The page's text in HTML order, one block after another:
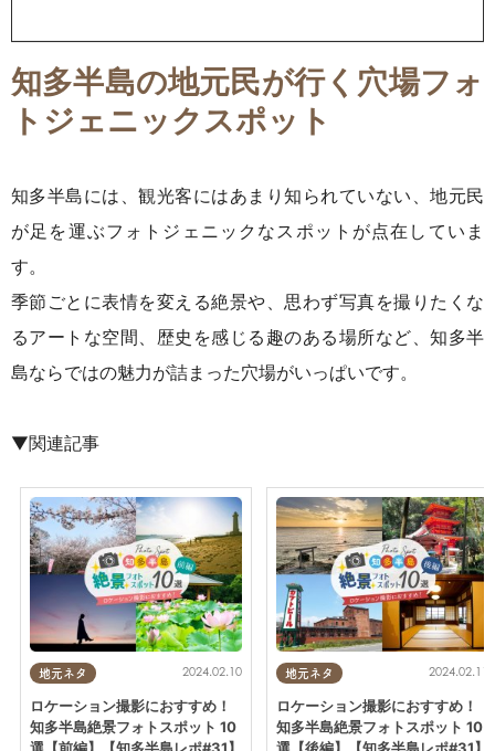
知多半島の地元民が行く穴場フォ
トジェニックスポット
知多半島には、観光客にはあまり知られていない、地元民
が足を運ぶフォトジェニックなスポットが点在していま
す。
季節ごとに表情を変える絶景や、思わず写真を撮りたくな
るアートな空間、歴史を感じる趣のある場所など、知多半
島ならではの魅力が詰まった穴場がいっぱいです。
▼関連記事
地元ネタ 2024.02.10
ロケーション撮影におすすめ！
知多半島絶景フォトスポット 10
地元ネタ 2024.02.11
ロケーション撮影におすすめ！
知多半島絶景フォトスポット 10